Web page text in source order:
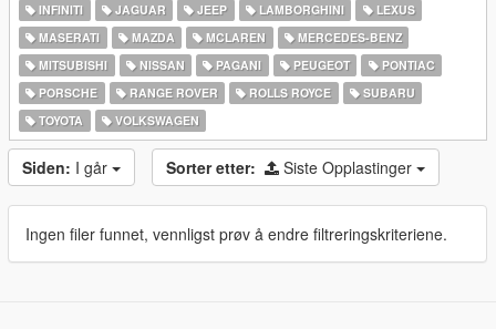
INFINITI
JAGUAR JEEP LAMBORGHINI
LEXUS
MASERATI
MAZDA MCLAREN
MERCEDES-BENZ
MITSUBISHI
NISSAN PAGANI PEUGEOT
PONTIAC
PORSCHE
RANGE ROVER ROLLS ROYCE
SUBARU
TOYOTA
VOLKSWAGEN
Siden: I går Sorter etter: Siste Opplastinger
Ingen filer funnet, vennligst prøv å endre filtreringskriteriene.